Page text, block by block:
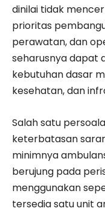
dinilai tidak
prioritas
perawatan, dan
seharusnya dapat
kebutuhan dasar
kesehatan, dan
Salah satu
keterbatasan
minimnya
berujung pada
menggunakan
tersedia satu unit